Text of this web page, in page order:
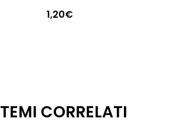
1,20€
TEMI CORRELATI